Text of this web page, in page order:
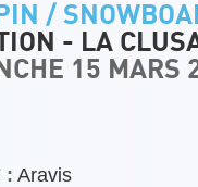
/
- LA
15 MARS
: Aravis